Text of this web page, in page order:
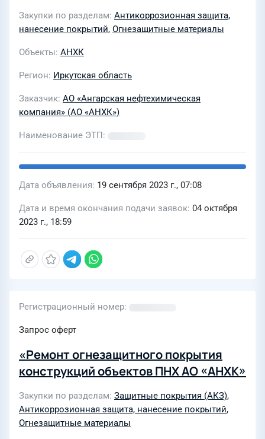
Закупки по разделам Антикоррозионная защита,
нанесение покрытий, Огнезащитные материалы
Объекты АНХК
Регион Иркутская область
Заказчик АО «Ангарская нефтехимическая
компания» (АО «АНХК»)
Наименование ЭТП
Дата объявления 19 сентября 2023 г., 07:08
Дата и время окончания подачи заявок 04 октября
2023 г., 18:59
Регистрационный номер
Запрос оферт
«Ремонт огнезащитного покрытия
конструкций объектов ПНХ АО «АНХК»
Закупки по разделам Защитные покрытия (АКЗ),
Антикоррозионная защита, нанесение покрытий,
Огнезащитные материалы